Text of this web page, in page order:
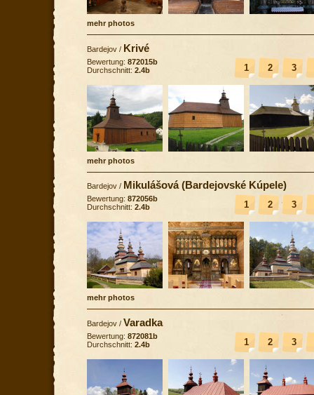
mehr photos
Bardejov / Krivé
1 2 3
Bewertung: 872015b
Durchschnitt: 2.4b
mehr photos
Bardejov / Mikulášová (Bardejovské Kúpele)
1 2 3
Bewertung: 872056b
Durchschnitt: 2.4b
mehr photos
Bardejov / Varadka
1 2 3
Bewertung: 872081b
Durchschnitt: 2.4b